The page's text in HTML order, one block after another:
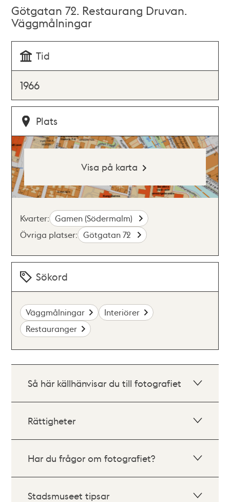
Götgatan 72. Restaurang Druvan.
Väggmålningar
Tid
1966
Plats
Visa på karta
Kvarter: Gamen (Södermalm)
Övriga platser: Götgatan 72
Sökord
Väggmålningar
Interiörer
Restauranger
Så här källhänvisar du till fotografiet
Rättigheter
Har du frågor om fotografiet?
Stadsmuseet tipsar